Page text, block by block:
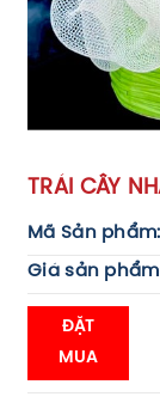
TRÁI CÂY
Mã Sản phẩm:
Giá sản
ĐẶT
MUA